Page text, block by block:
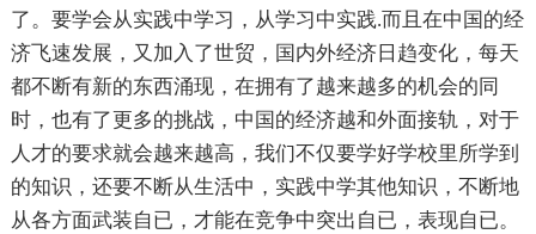
了。要学会从实践中学习，从学习中实践.而且在中国的经
济飞速发展，又加入了世贸，国内外经济日趋变化，每天
都不断有新的东西涌现，在拥有了越来越多的机会的同
时，也有了更多的挑战，中国的经济越和外面接轨，对于
人才的要求就会越来越高，我们不仅要学好学校里所学到
的知识，还要不断从生活中，实践中学其他知识，不断地
从各方面武装自已，才能在竞争中突出自已，表现自已。